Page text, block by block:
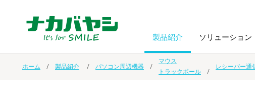
製品紹介 ソリューション
ホーム 製品紹介 パソコン周辺機器
マウス
トラックボール
レシーバー通